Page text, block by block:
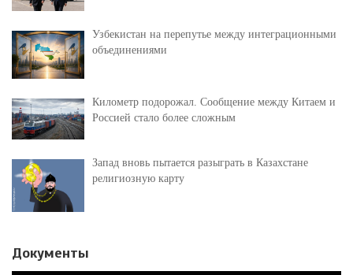
Узбекистан на перепутье между интеграционными
объединениями
Километр подорожал. Сообщение между Китаем и
Россией стало более сложным
Запад вновь пытается разыграть в Казахстане
религиозную карту
Документы